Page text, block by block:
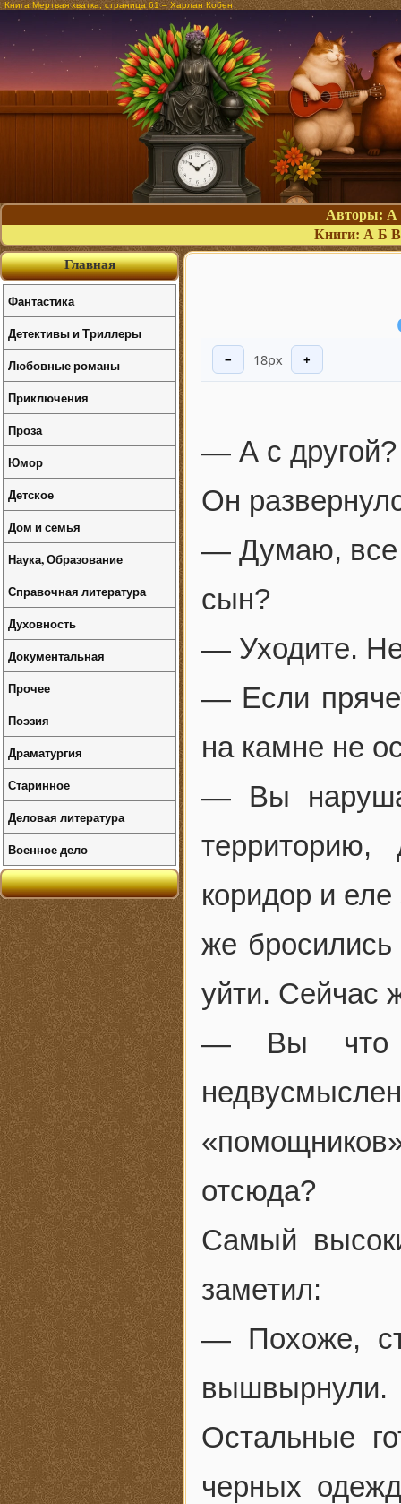
Книга Мертвая хватка, страница 61 – Харлан Кобен
Авторы: А
Книги: А Б В
− 18px +
— А с другой?
Он
— Думаю, все
сын?
— Уходите.
— Если
на камне не
— Вы
коридор и
же
уйти. Сейчас
— Вы что
отсюда?
Самый
заметил:
— Похоже,
вышвырнули.
Остальные
черных
Главная
Фантастика
Детективы и Триллеры
Любовные романы
Приключения
Проза
Юмор
Детское
Дом и семья
Наука, Образование
Справочная литература
Духовность
Документальная
Прочее
Поэзия
Драматургия
Старинное
Деловая литература
Военное дело